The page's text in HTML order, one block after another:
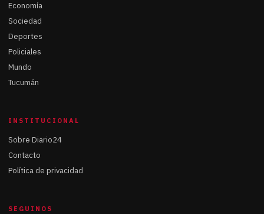
Economía
Sociedad
Deportes
Policiales
Mundo
Tucumán
INSTITUCIONAL
Sobre Diario24
Contacto
Política de privacidad
SEGUINOS